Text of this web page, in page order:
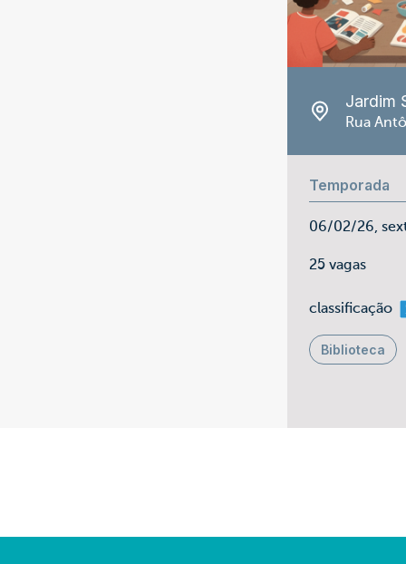
Jardim
Rua
Temporada
06/02/26,
25 vagas
classificação
Biblioteca